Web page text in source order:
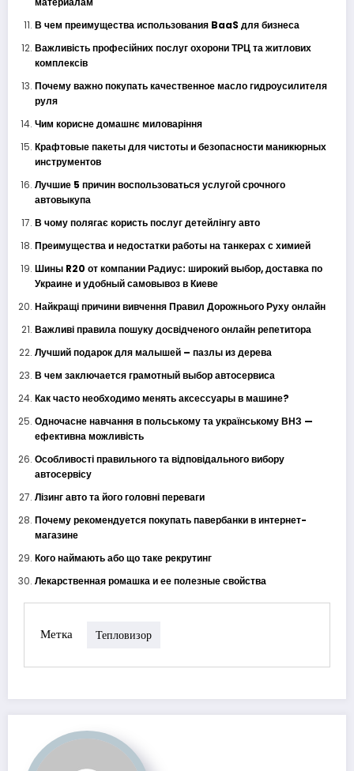
В чем преимущества использования BaaS для бизнеса
Важливість професійних послуг охорони ТРЦ та житлових
комплексів
Почему важно покупать качественное масло гидроусилителя
руля
Чим корисне домашнє миловаріння
Крафтовые пакеты для чистоты и безопасности маникюрных
инструментов
Лучшие 5 причин воспользоваться услугой срочного
автовыкупа
В чому полягає користь послуг детейлінгу авто
Преимущества и недостатки работы на танкерах с химией
Шины R20 от компании Радиус: широкий выбор, доставка по
Украине и удобный самовывоз в Киеве
Найкращі причини вивчення Правил Дорожнього Руху онлайн
Важливі правила пошуку досвідченого онлайн репетитора
Лучший подарок для малышей – пазлы из дерева
В чем заключается грамотный выбор автосервиса
Как часто необходимо менять аксессуары в машине?
Одночасне навчання в польському та українському ВНЗ —
ефективна можливість
Особливості правильного та відповідального вибору
автосервісу
Лізинг авто та його головні переваги
Почему рекомендуется покупать павербанки в интернет-
магазине
Кого наймають або що таке рекрутинг
Лекарственная ромашка и ее полезные свойства
Метка Тепловизор